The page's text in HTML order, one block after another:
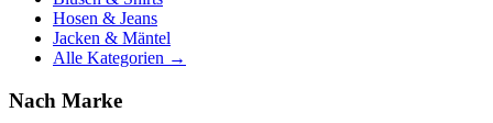
Hosen & Jeans
Jacken & Mäntel
Alle Kategorien →
Nach Marke